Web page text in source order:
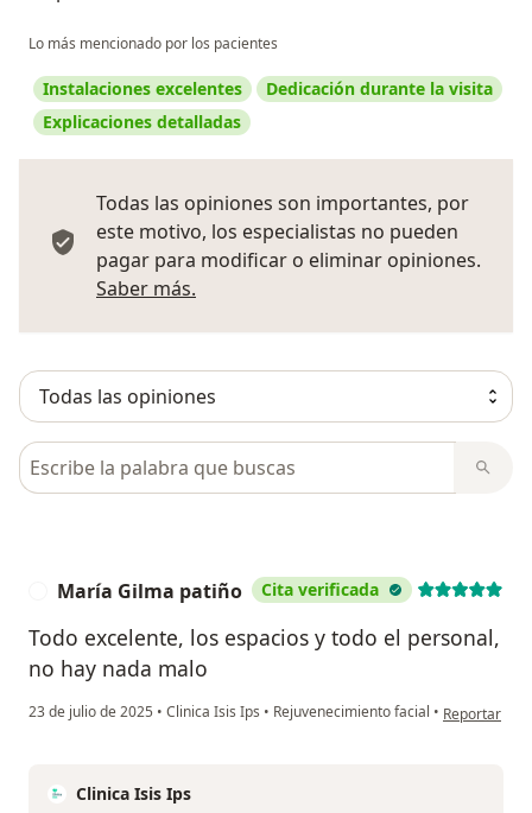
Lo más mencionado por los pacientes
Instalaciones excelentes
Dedicación durante la visita
Explicaciones detalladas
Todas las opiniones son importantes, por
este motivo, los especialistas no pueden
pagar para modificar o eliminar opiniones.
Saber más.
Busca en opiniones
María Gilma patiño Cita verificada
Todo excelente, los espacios y todo el personal,
no hay nada malo
23 de julio de 2025 • Clinica Isis Ips • Rejuvenecimiento facial • en opinión
Reportar
Clinica Isis Ips